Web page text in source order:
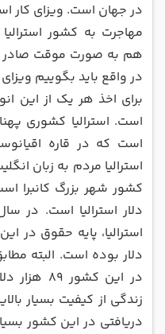
مهاجرت به کشور
هم به صورت موقت
در واقع باید بگوییم ویزای
برای اخذ هر یک از این
است. استرالیا کشوری
است که در قاره
استرالیا مردم به زبان
کشور شهر بزرگ کانبرا
دلار استرالیا است. در
دلار بوده است. البته
در این
زندگی از کیفیت بسیار
دریافتی در این کشور